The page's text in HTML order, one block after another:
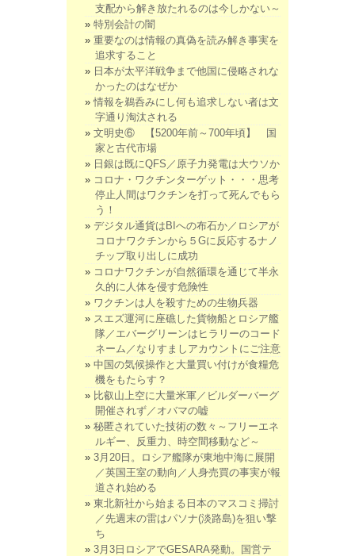
支配から解き放たれるのは今しかない～
特別会計の闇
重要なのは情報の真偽を読み解き事実を
追求すること
日本が太平洋戦争まで他国に侵略されな
かったのはなぜか
情報を鵜呑みにし何も追求しない者は文
字通り淘汰される
文明史⑥ 【5200年前～700年頃】 国
家と古代市場
日銀は既にQFS／原子力発電は大ウソか
コロナ・ワクチンターゲット・・・思考
停止人間はワクチンを打って死んでもら
う！
デジタル通貨はBIへの布石か／ロシアが
コロナワクチンから５Gに反応するナノ
チップ取り出しに成功
コロナワクチンが自然循環を通じて半永
久的に人体を侵す危険性
ワクチンは人を殺すための生物兵器
スエズ運河に座礁した貨物船とロシア艦
隊／エバーグリーンはヒラリーのコード
ネーム／なりすましアカウントにご注意
中国の気候操作と大量買い付けが食糧危
機をもたらす？
比叡山上空に大量米軍／ビルダーバーグ
開催されず／オバマの嘘
秘匿されていた技術の数々～フリーエネ
ルギー、反重力、時空間移動など～
3月20日。ロシア艦隊が東地中海に展開
／英国王室の動向／人身売買の事実が報
道され始める
東北新社から始まる日本のマスコミ掃討
／先週末の雷はパソナ(淡路島)を狙い撃
ち
3月3日ロシアでGESARA発動。国営テ